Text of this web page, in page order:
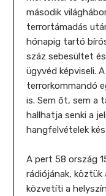
második
terrortámadás
hónapig tartó
száz sebesültet
ügyvéd képviseli.
terrorkommandó
is. Sem őt, sem a
hallhatja senki a
hangfelvételek
A pert 58 ország
rádiójának, köztük
közvetíti a